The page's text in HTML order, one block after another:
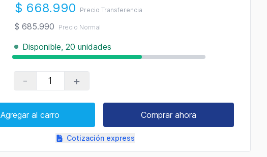
$ 668.990 Precio Transferencia
$ 685.990 Precio Normal
Disponible, 20 unidades
- +
Agregar al carro Comprar ahora
Cotización express